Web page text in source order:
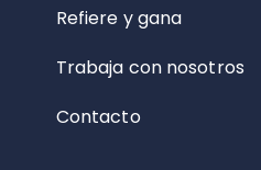
Refiere y gana
Trabaja con nosotros
Contacto